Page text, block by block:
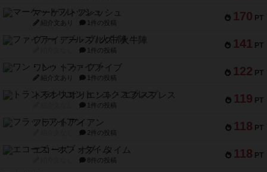
170 PT
マーケットフレッシュ
紹介文あり 1件の投稿
141 PT
ファイアー・ブルズ / 火牛陣
1件の投稿
122 PT
ワン・トゥ・ファイブ
紹介文あり 1件の投稿
119 PT
トランスオリエント・エクスプレス
1件の投稿
118 PT
フラットアイアン
2件の投稿
118 PT
エコーズ・オブ・タイム
8件の投稿